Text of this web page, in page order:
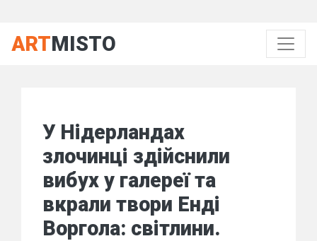
ARTMISTO
У Нідерландах
злочинці здійснили
вибух у галереї та
вкрали твори Енді
Воргола: світлини.